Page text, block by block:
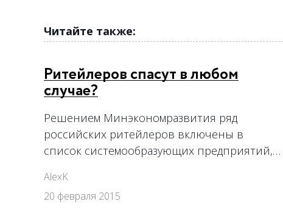
Читайте также:
Ритейлеров спасут в любом
случае?
Решением Минэкономразвития ряд
российских ритейлеров включены в
список системообразующих предприятий,…
AlexK
20 февраля 2015